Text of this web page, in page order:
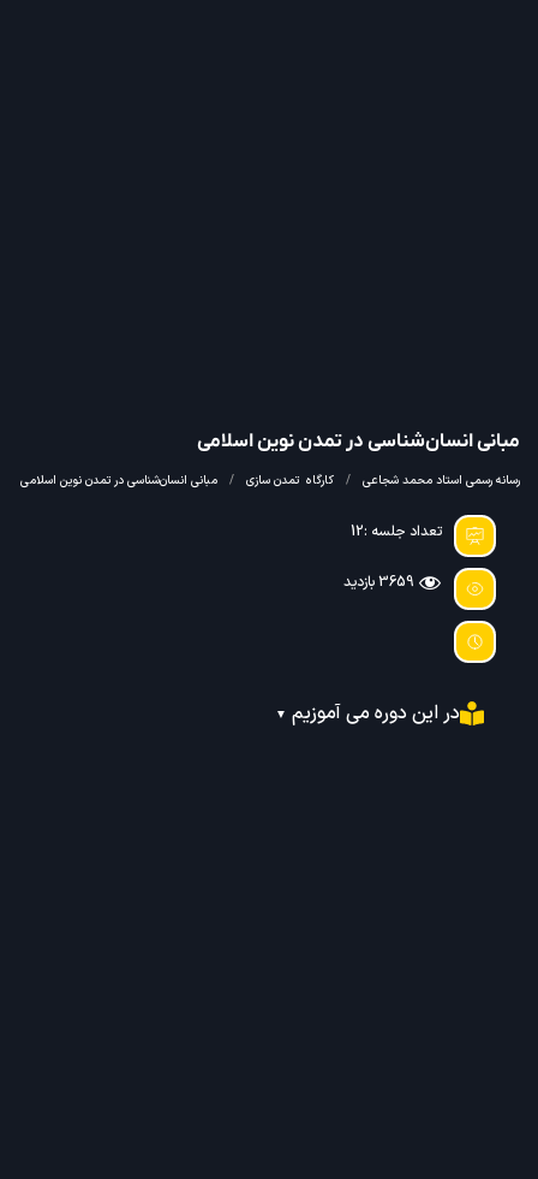
مبانی انسان‌شناسی در تمدن نوین اسلامی
رسانه رسمی استاد محمد شجاعی کارگاه تمدن سازی مبانی انسان‌شناسی در تمدن نوین اسلامی
تعداد جلسه :12
در این دوره می آموزیم ▼